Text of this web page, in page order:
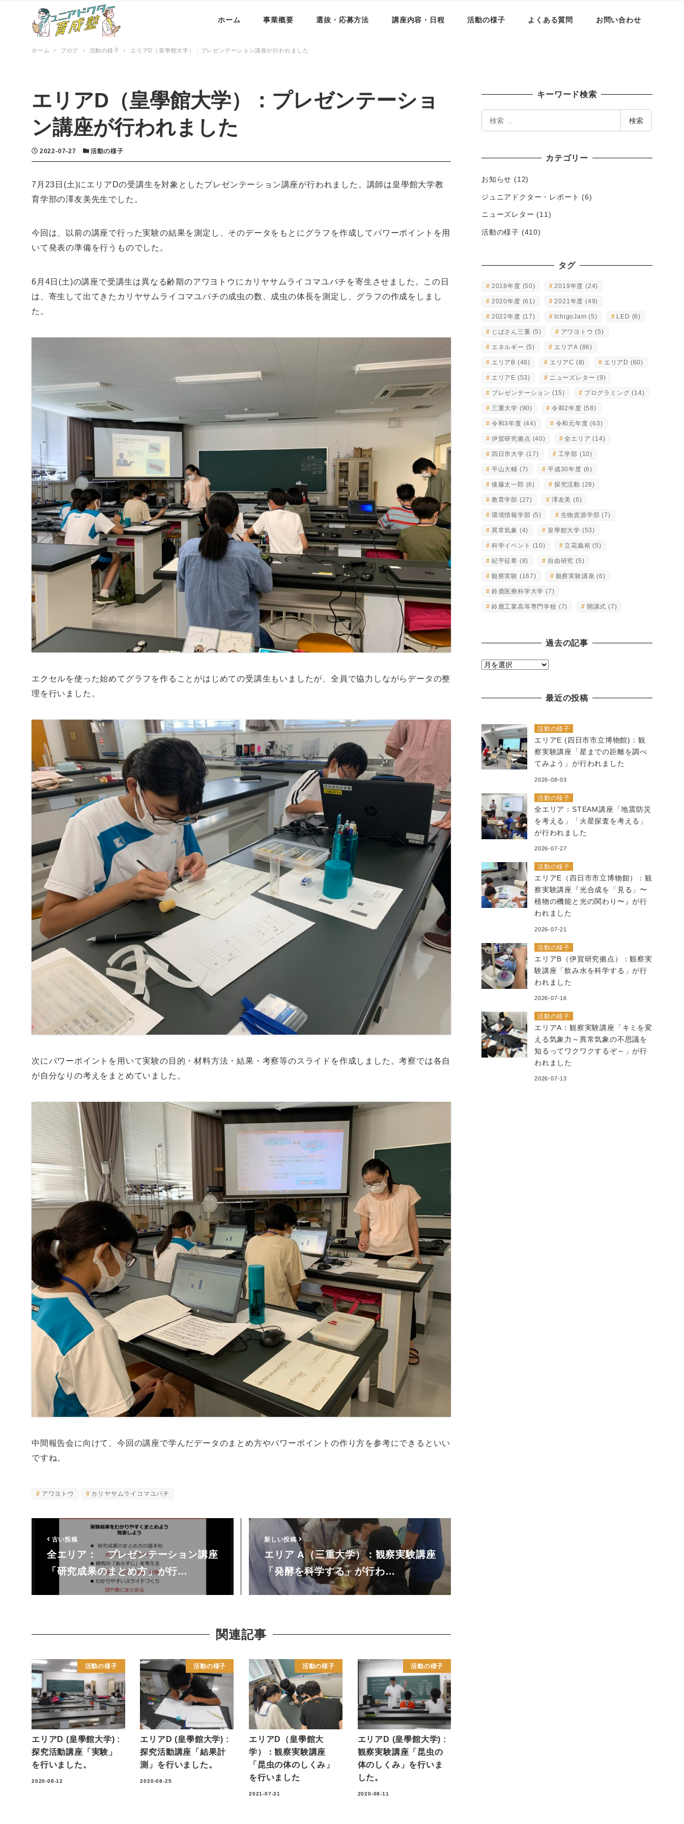
ホーム 事業概要 選抜・応募方法 講座内容・日程 活動の様子 よくある質問 お問い合わせ
ホーム ブログ 活動の様子 エリアD（皇學館大学）：プレゼンテーション講座が行われました
エリアD（皇學館大学）：プレゼンテーショ
ン講座が行われました
投稿日
2022-07-27 カテゴリー
活動の様子
7月23日(土)にエリアDの受講生を対象としたプレゼンテーション講座が行われました。講師は皇學館大学教
育学部の澤友美先生でした。
今回は、以前の講座で行った実験の結果を測定し、そのデータをもとにグラフを作成してパワーポイントを用
いて発表の準備を行うものでした。
6月4日(土)の講座で受講生は異なる齢期のアワヨトウにカリヤサムライコマユバチを寄生させました。この日
は、寄生して出てきたカリヤサムライコマユバチの成虫の数、成虫の体長を測定し、グラフの作成をしまし
た。
エクセルを使った始めてグラフを作ることがはじめての受講生もいましたが、全員で協力しながらデータの整
理を行いました。
次にパワーポイントを用いて実験の目的・材料方法・結果・考察等のスライドを作成しました。考察では各自
が自分なりの考えをまとめていました。
中間報告会に向けて、今回の講座で学んだデータのまとめ方やパワーポイントの作り方を参考にできるといい
ですね。
アワヨトウ カリヤサムライコマユバチ
古い投稿
全エリア： プレゼンテーション講座
「研究成果のまとめ方」が行…
新しい投稿
エリア A（三重大学）：観察実験講座
「発酵を科学する」が行わ…
関連記事
活動の様子
エリアD (皇學館大学) :
探究活動講座「実験」
を行いました。
2020-08-12
活動の様子
エリアD (皇學館大学) :
探究活動講座「結果計
測」を行いました。
2020-08-25
活動の様子
エリアD（皇學館大
学）：観察実験講座
「昆虫の体のしくみ」
を行いました
2021-07-31
活動の様子
エリアD (皇學館大学) :
観察実験講座「昆虫の
体のしくみ」を行いま
した。
2020-08-11
キーワード検索
索
検索
カテゴリー
お知らせ (12)
ジュニアドクター・レポート (6)
ニューズレター (11)
活動の様子 (410)
タグ
2018年度 (50) 2019年度 (24)
2020年度 (61) 2021年度 (49)
2022年度 (17) IchigoJam (5) LED (6)
じばさん三重 (5) アワヨトウ (5)
エネルギー (5) エリアA(86)
エリアB (48) エリアC (8) エリアD (60)
エリアE (53) ニューズレター (9)
プレゼンテーション (15) プログラミング (14)
三重大学 (90) 令和2年度 (58)
令和3年度 (44) 令和元年度 (63)
伊賀研究拠点 (40) 全エリア (14)
四日市大学 (17) 工学部 (10)
平山大輔 (7) 平成30年度 (6)
後藤太一郎 (6) 探究活動 (28)
教育学部 (27) 澤友美 (6)
環境情報学部 (5) 生物資源学部 (7)
異常気象 (4) 皇學館大学 (53)
科学イベント (10) 立花義裕 (5)
紀平征希 (8) 自由研究 (5)
観察実験 (167) 観察実験講座 (6)
鈴鹿医療科学大学 (7)
鈴鹿工業高等専門学校 (7) 開講式 (7)
過去の記事
過
最近の投稿
活動の様子
エリアE (四日市市立博物館)：観
察実験講座「星までの距離を調べ
てみよう」が行われました
2026-08-03
活動の様子
全エリア：STEAM講座「地震防災
を考える」「火星探査を考える」
が行われました
2026-07-27
活動の様子
エリアE（四日市市立博物館）：観
察実験講座『光合成を「見る」〜
植物の機能と光の関わり〜』が行
われました
2026-07-21
活動の様子
エリアB（伊賀研究拠点）：観察実
験講座「飲み水を科学する」が行
われました
2026-07-16
活動の様子
エリアA：観察実験講座「キミを変
える気象力～異常気象の不思議を
知るってワクワクするぞ～」が行
われました
2026-07-13